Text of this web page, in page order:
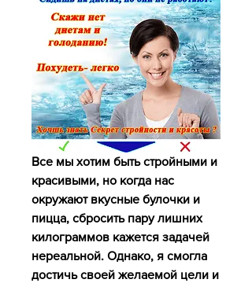
Все мы хотим быть стройными и
красивыми, но когда нас
окружают вкусные булочки и
пицца, сбросить пару лишних
килограммов кажется задачей
нереальной. Однако, я смогла
достичь своей желаемой цели и